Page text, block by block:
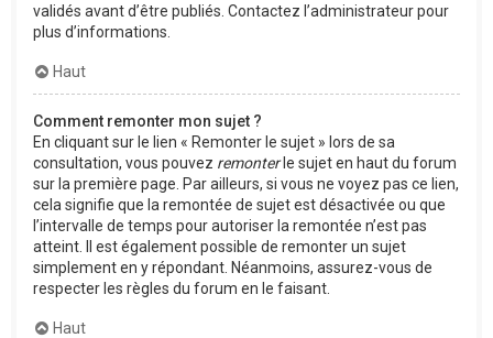
validés avant d’être publiés. Contactez l’administrateur pour
plus d’informations.
Haut
Comment remonter mon sujet ?
En cliquant sur le lien « Remonter le sujet » lors de sa
consultation, vous pouvez remonterle sujet en haut du forum
sur la première page. Par ailleurs, si vous ne voyez pas ce lien,
cela signifie que la remontée de sujet est désactivée ou que
l’intervalle de temps pour autoriser la remontée n’est pas
atteint. Il est également possible de remonter un sujet
simplement en y répondant. Néanmoins, assurez-vous de
respecter les règles du forum en le faisant.
Haut